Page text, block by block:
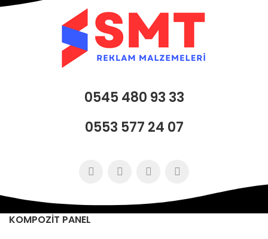
0545 480 93 33
0553 577 24 07
KOMPOZİT PANEL